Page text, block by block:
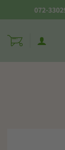
072-